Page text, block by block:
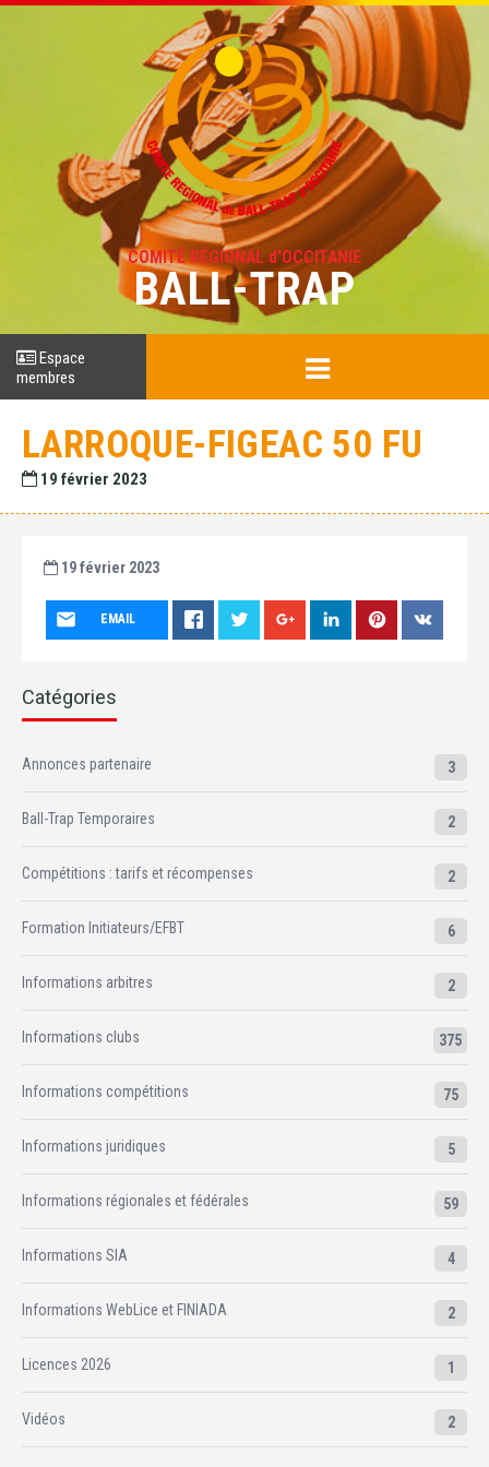
COMITÉ RÉGIONAL d'OCCITANIE
BALL-TRAP
Espace
membres
LARROQUE-FIGEAC 50 FU
19 février 2023
19 février 2023
EMAIL
Catégories
Annonces partenaire 3
Ball-Trap Temporaires 2
Compétitions : tarifs et récompenses 2
Formation Initiateurs/EFBT 6
Informations arbitres 2
Informations clubs 375
Informations compétitions 75
Informations juridiques 5
Informations régionales et fédérales 59
Informations SIA 4
Informations WebLice et FINIADA 2
Licences 2026 1
Vidéos 2